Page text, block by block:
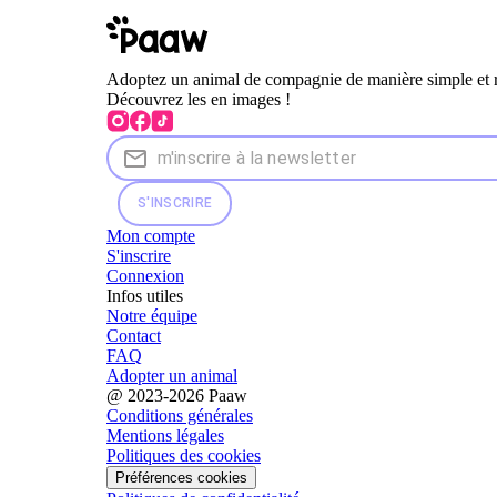
Adoptez un animal de compagnie de manière simple et
Découvrez les en images !
S'INSCRIRE
Mon compte
S'inscrire
Connexion
Infos utiles
Notre équipe
Contact
FAQ
Adopter un animal
@ 2023-2026 Paaw
Conditions générales
Mentions légales
Politiques des cookies
Préférences cookies